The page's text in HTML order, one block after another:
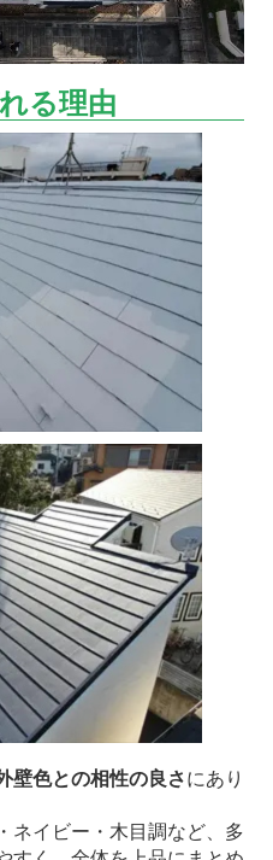
る理由
壁色との相性の良さにあり
ネイビー・木目調など、多